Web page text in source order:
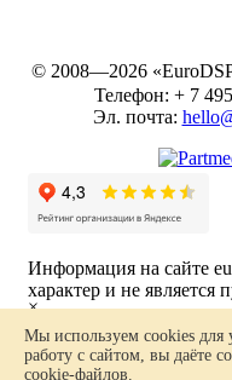
© 2008—2026
Телефон: + 7
Эл. почта:
Информация на сайте
характер и не является
Политика в отношении
Карта сайта
×
Ваш заказ
Мы используем cookies для
работу с сайтом, вы даёте
cookie-файлов.